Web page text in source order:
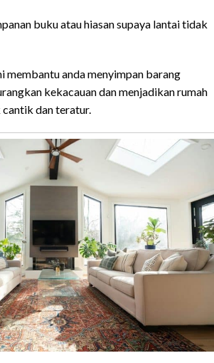
buku atau hiasan supaya lantai tidak
membantu anda menyimpan barang
kekacauan dan menjadikan rumah
cantik dan teratur.